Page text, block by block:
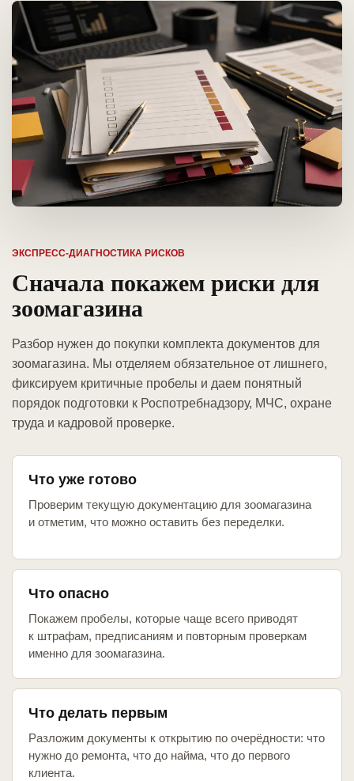
ЭКСПРЕСС-ДИАГНОСТИКА РИСКОВ
Сначала покажем риски для
зоомагазина
Разбор нужен до покупки комплекта документов для
зоомагазина. Мы отделяем обязательное от лишнего,
фиксируем критичные пробелы и даем понятный
порядок подготовки к Роспотребнадзору, МЧС, охране
труда и кадровой проверке.
Что уже готово
Проверим текущую документацию для зоомагазина
и отметим, что можно оставить без переделки.
Что опасно
Покажем пробелы, которые чаще всего приводят
к штрафам, предписаниям и повторным проверкам
именно для зоомагазина.
Что делать первым
Разложим документы к открытию по очерёдности: что
нужно до ремонта, что до найма, что до первого
клиента.